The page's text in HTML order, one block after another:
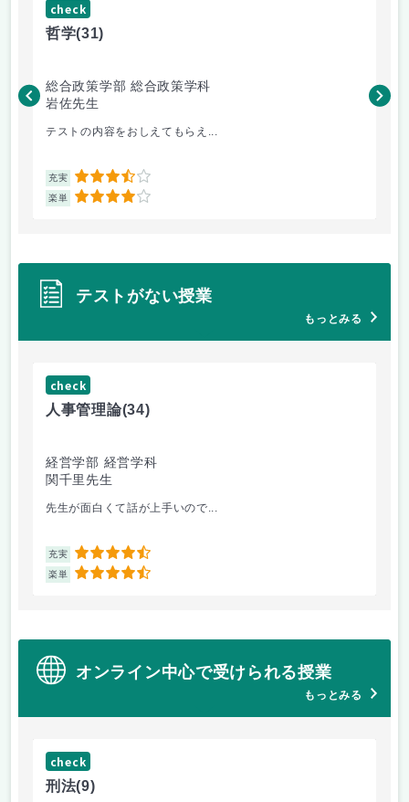
check
哲学(31)
総合政策学部 総合政策学科
岩佐先生
テストの内容をおしえてもらえ...
充実 3.5
楽単 4
長
テストがない授業
もっとみる
check
人事管理論(34)
経営学部 経営学科
関千里先生
先生が面白くて話が上手いので...
充実 4.5
楽単 4.5
オンライン中心で受けられる授業
もっとみる
check
刑法(9)